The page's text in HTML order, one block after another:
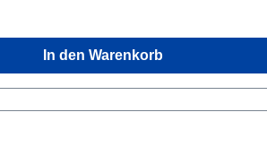
In den Warenkorb